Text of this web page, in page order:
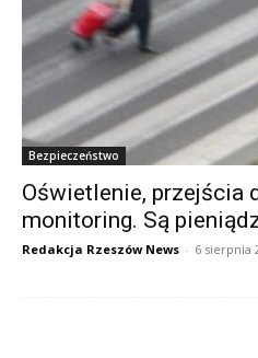
Bezpieczeństwo
Oświetlenie, przejścia
monitoring. Są
Redakcja Rzeszów News - 6 sierpnia